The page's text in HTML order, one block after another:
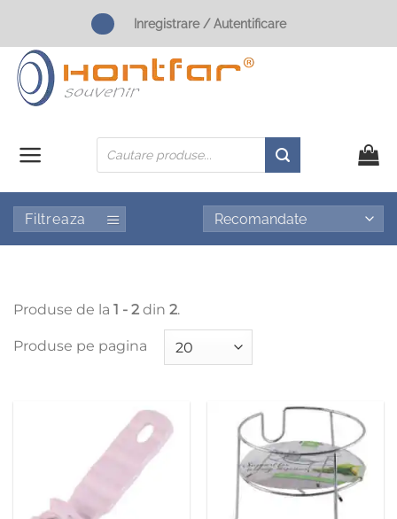
content
Inregistrare / Autentificare
Products
search
Filtreaza
Produse de la 1 - 2 din 2.
Produse pe pagina